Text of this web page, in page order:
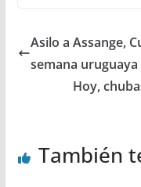
Asilo a Assange,
semana uruguaya
Hoy,
También